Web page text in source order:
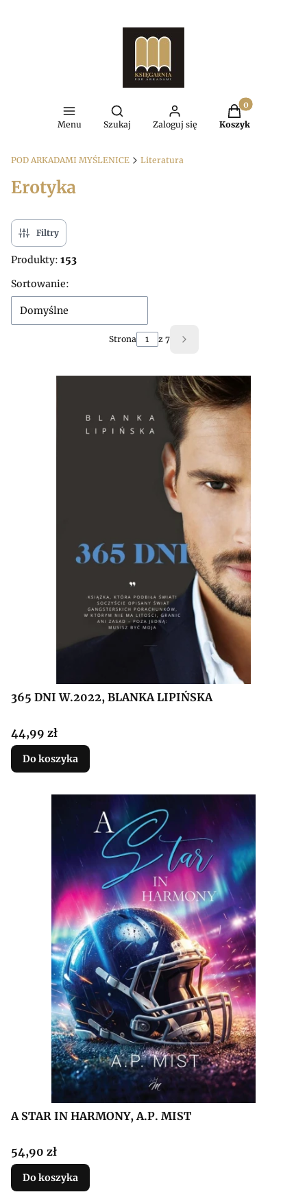
Menu
Otwórz wyszukiwarkę
Szukaj Zaloguj się
Produkty w
Koszyk
POD ARKADAMI MYŚLENICE Literatura
Erotyka
Filtry
Produkty: 153
Lista produktów
Sortowanie:
Domyślne
Strona z 7 Następne produkty
365 DNI W.2022, BLANKA LIPIŃSKA
Cena
44,99 zł
Do koszyka
A STAR IN HARMONY, A.P. MIST
Cena
54,90 zł
Do koszyka